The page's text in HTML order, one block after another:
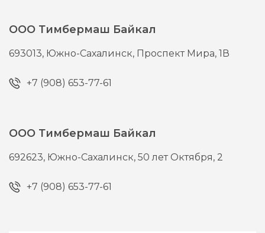
ООО Тимбермаш Байкал
693013, Южно-Сахалинск, Проспект Мира, 1В
+7 (908) 653-77-61
ООО Тимбермаш Байкал
692623, Южно-Сахалинск,50 лет Октября, 2
+7 (908) 653-77-61